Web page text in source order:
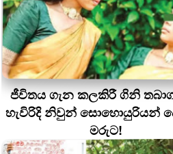
ජීවිතය ගැන කලකිරී ගිනි
හැවිරිදි නිවුන් සොහොයුරියන්
මරුට!